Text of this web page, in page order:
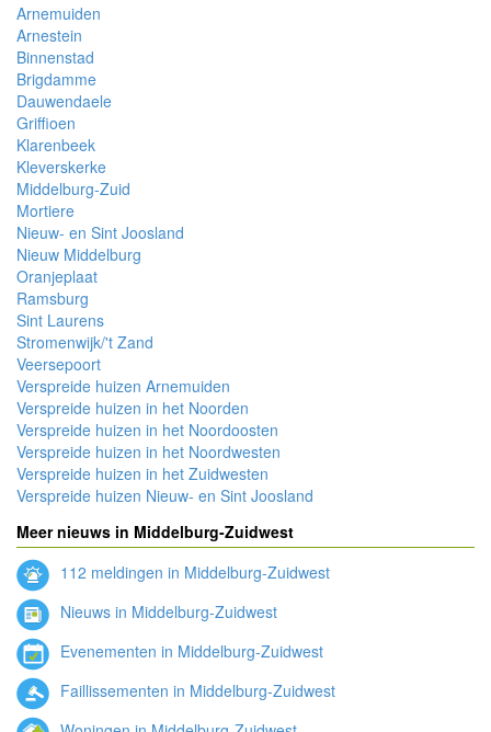
Arnemuiden
Arnestein
Binnenstad
Brigdamme
Dauwendaele
Griffioen
Klarenbeek
Kleverskerke
Middelburg-Zuid
Mortiere
Nieuw- en Sint Joosland
Nieuw Middelburg
Oranjeplaat
Ramsburg
Sint Laurens
Stromenwijk/'t Zand
Veersepoort
Verspreide huizen Arnemuiden
Verspreide huizen in het Noorden
Verspreide huizen in het Noordoosten
Verspreide huizen in het Noordwesten
Verspreide huizen in het Zuidwesten
Verspreide huizen Nieuw- en Sint Joosland
Meer nieuws in Middelburg-Zuidwest
112 meldingen in Middelburg-Zuidwest
Nieuws in Middelburg-Zuidwest
Evenementen in Middelburg-Zuidwest
Faillissementen in Middelburg-Zuidwest